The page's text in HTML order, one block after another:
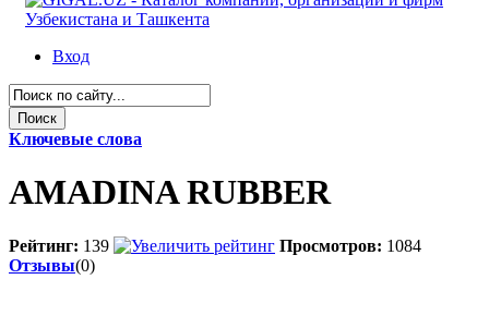
Вход
Ключевые слова
AMADINA RUBBER
Рейтинг: 139 Просмотров: 1084
Отзывы(0)